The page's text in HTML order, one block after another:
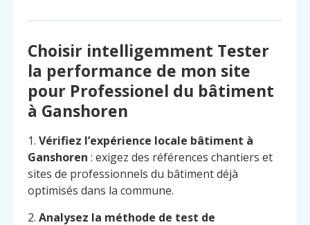
Choisir intelligemment Tester
la performance de mon site
pour Professionel du bâtiment
à Ganshoren
1. Vérifiez l’expérience locale bâtiment à
Ganshoren : exigez des références chantiers et
sites de professionnels du bâtiment déjà
optimisés dans la commune.
2. Analysez la méthode de test de